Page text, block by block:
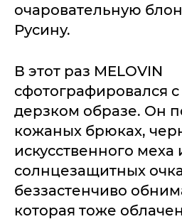
очаровательную
Русину.
В этот раз MELOVIN
сфотографировался
дерзком образе. Он
кожаных брюках,
искусственного меха
солнцезащитных
беззастенчиво
которая тоже